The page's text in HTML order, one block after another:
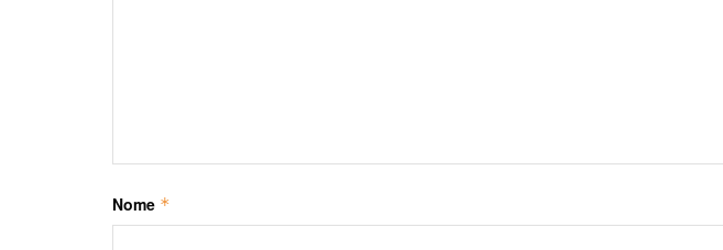
Nome *